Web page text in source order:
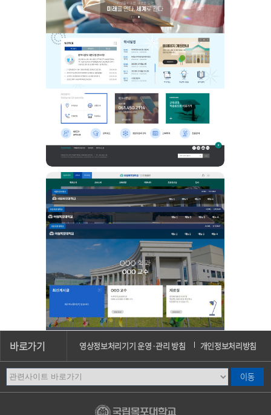
바로가기 영상정보처리기기 운영·관리 방침 개인정보처리방침
이메일무단수집거부 캠퍼스안내